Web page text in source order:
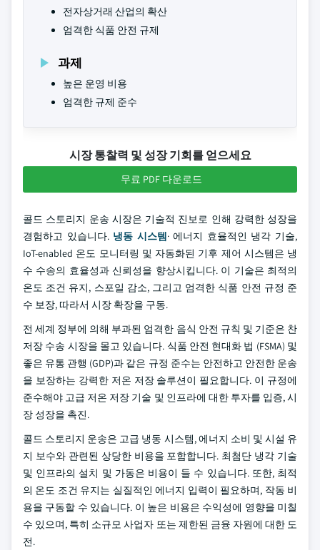
전자상거래 산업의 확산
엄격한 식품 안전 규제
과제
높은 운영 비용
엄격한 규제 준수
시장 통찰력 및 성장 기회를 얻으세요
무료 PDF 다운로드
콜드 스토리지 운송 시장은 기술적 진보로 인해 강력한 성장을
경험하고 있습니다. 냉동 시스템· 에너지 효율적인 냉각 기술,
IoT-enabled 온도 모니터링 및 자동화된 기후 제어 시스템은 냉
수 수송의 효율성과 신뢰성을 향상시킵니다. 이 기술은 최적의
온도 조건 유지, 스포일 감소, 그리고 엄격한 식품 안전 규정 준
수 보장, 따라서 시장 확장을 구동.
전 세계 정부에 의해 부과된 엄격한 음식 안전 규칙 및 기준은 찬
저장 수송 시장을 몰고 있습니다. 식품 안전 현대화 법 (FSMA) 및
좋은 유통 관행 (GDP)과 같은 규정 준수는 안전하고 안전한 운송
을 보장하는 강력한 저온 저장 솔루션이 필요합니다. 이 규정에
준수해야 고급 저온 저장 기술 및 인프라에 대한 투자를 입증, 시
장 성장을 촉진.
콜드 스토리지 운송은 고급 냉동 시스템, 에너지 소비 및 시설 유
지 보수와 관련된 상당한 비용을 포함합니다. 최첨단 냉각 기술
및 인프라의 설치 및 가동은 비용이 들 수 있습니다. 또한, 최적
의 온도 조건 유지는 실질적인 에너지 입력이 필요하며, 작동 비
용을 구동할 수 있습니다. 이 높은 비용은 수익성에 영향을 미칠
수 있으며, 특히 소규모 사업자 또는 제한된 금융 자원에 대한 도
전.